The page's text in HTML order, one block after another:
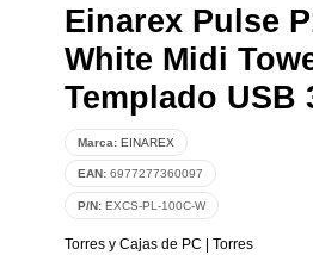
Einarex Pulse
White Midi
Templado USB
Marca: EINAREX
EAN: 6977277360097
P/N: EXCS-PL-100C-W
Torres y Cajas de PC Torres